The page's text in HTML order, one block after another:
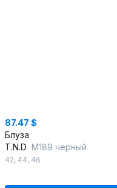
87.47 $
Блуза
T.N.D М189 черный
42, 44, 46